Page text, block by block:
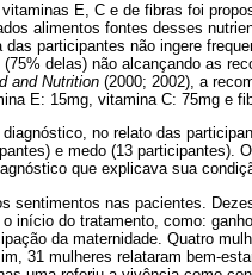
E, C e de fibras foi
alimentos fontes desses
participantes não ingere
delas) não alcançando as
and Nutrition (2000; 2002), a
E: 15mg, vitamina C: 75mg e
no relato das
e medo (13 participantes).
que explicava sua
sentimentos nas pacientes.
início do tratamento, como:
da maternidade. Quatro
31 mulheres relataram bem-